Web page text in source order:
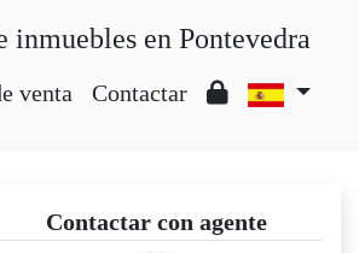
inmuebles en Pontevedra
venta Contactar
Contactar con agente